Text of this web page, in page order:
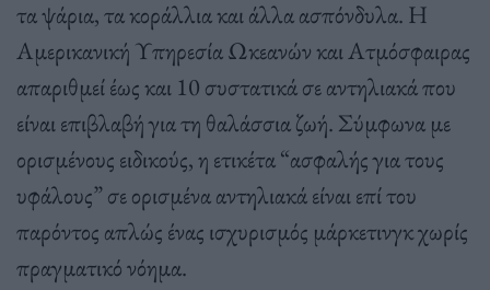
τα ψάρια, τα κοράλλια και άλλα ασπόνδυλα. Η
Αμερικανική Υπηρεσία Ωκεανών και Ατμόσφαιρας
απαριθμεί έως και 10 συστατικά σε αντηλιακά που
είναι επιβλαβή για τη θαλάσσια ζωή. Σύμφωνα με
ορισμένους ειδικούς, η ετικέτα “ασφαλής για τους
υφάλους” σε ορισμένα αντηλιακά είναι επί του
παρόντος απλώς ένας ισχυρισμός μάρκετινγκ χωρίς
πραγματικό νόημα.